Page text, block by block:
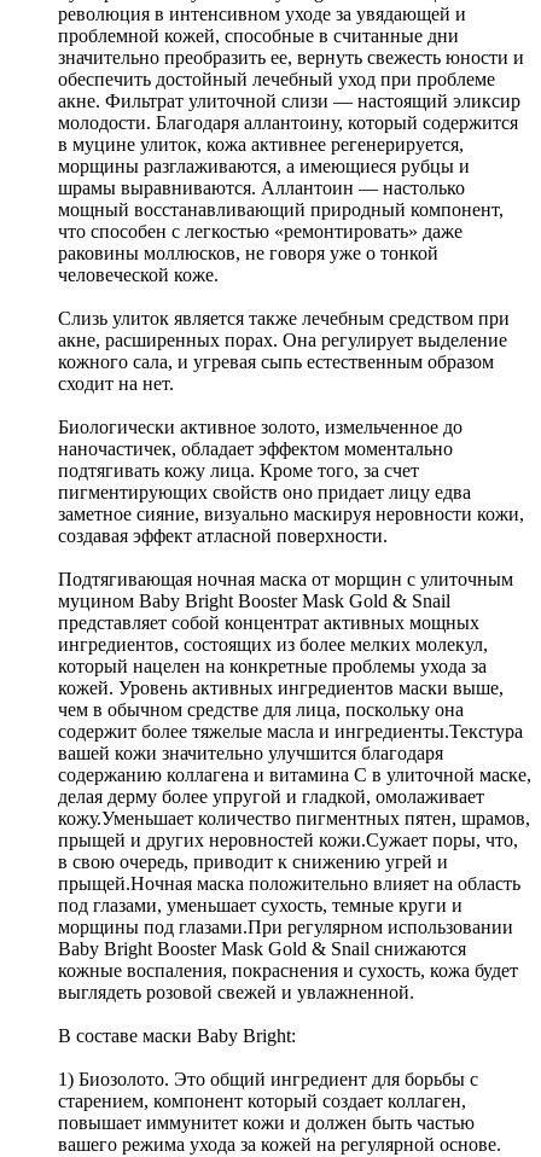
революция в интенсивном уходе за увядающей и
проблемной кожей, способные в считанные дни
значительно преобразить ее, вернуть свежесть юности и
обеспечить достойный лечебный уход при проблеме
акне. Фильтрат улиточной слизи — настоящий эликсир
молодости. Благодаря аллантоину, который содержится
в муцине улиток, кожа активнее регенерируется,
морщины разглаживаются, а имеющиеся рубцы и
шрамы выравниваются. Аллантоин — настолько
мощный восстанавливающий природный компонент,
что способен с легкостью «ремонтировать» даже
раковины моллюсков, не говоря уже о тонкой
человеческой коже.
Слизь улиток является также лечебным средством при
акне, расширенных порах. Она регулирует выделение
кожного сала, и угревая сыпь естественным образом
сходит на нет.
Биологически активное золото, измельченное до
наночастичек, обладает эффектом моментально
подтягивать кожу лица. Кроме того, за счет
пигментирующих свойств оно придает лицу едва
заметное сияние, визуально маскируя неровности кожи,
создавая эффект атласной поверхности.
Подтягивающая ночная маска от морщин с улиточным
муцином Baby Bright Booster Mask Gold & Snail
представляет собой концентрат активных мощных
ингредиентов, состоящих из более мелких молекул,
который нацелен на конкретные проблемы ухода за
кожей. Уровень активных ингредиентов маски выше,
чем в обычном средстве для лица, поскольку она
содержит более тяжелые масла и ингредиенты.Текстура
вашей кожи значительно улучшится благодаря
содержанию коллагена и витамина С в улиточной маске,
делая дерму более упругой и гладкой, омолаживает
кожу.Уменьшает количество пигментных пятен, шрамов,
прыщей и других неровностей кожи.Сужает поры, что,
в свою очередь, приводит к снижению угрей и
прыщей.Ночная маска положительно влияет на область
под глазами, уменьшает сухость, темные круги и
морщины под глазами.При регулярном использовании
Baby Bright Booster Mask Gold & Snail снижаются
кожные воспаления, покраснения и сухость, кожа будет
выглядеть розовой свежей и увлажненной.
В составе маски Baby Bright:
1) Биозолото. Это общий ингредиент для борьбы с
старением, компонент который создает коллаген,
повышает иммунитет кожи и должен быть частью
вашего режима ухода за кожей на регулярной основе.